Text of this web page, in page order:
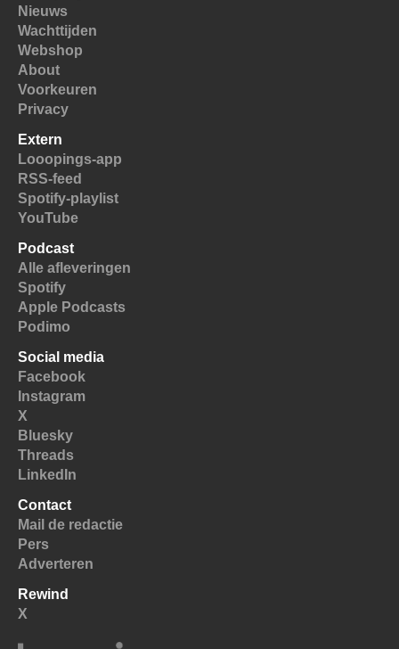
Nieuws
Wachttijden
Webshop
About
Voorkeuren
Privacy
Extern
Looopings-app
RSS-feed
Spotify-playlist
YouTube
Podcast
Alle afleveringen
Spotify
Apple Podcasts
Podimo
Social media
Facebook
Instagram
X
Bluesky
Threads
LinkedIn
Contact
Mail de redactie
Pers
Adverteren
Rewind
X